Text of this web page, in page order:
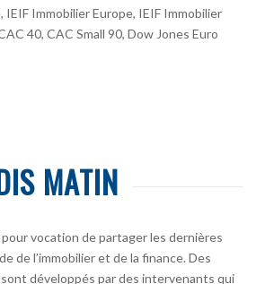
IEIF Immobilier Europe, IEIF Immobilier
40, CAC Small 90, Dow Jones Euro
MATIN
vocation de partager les dernières
de l’immobilier et de la finance. Des
développés par des intervenants qui